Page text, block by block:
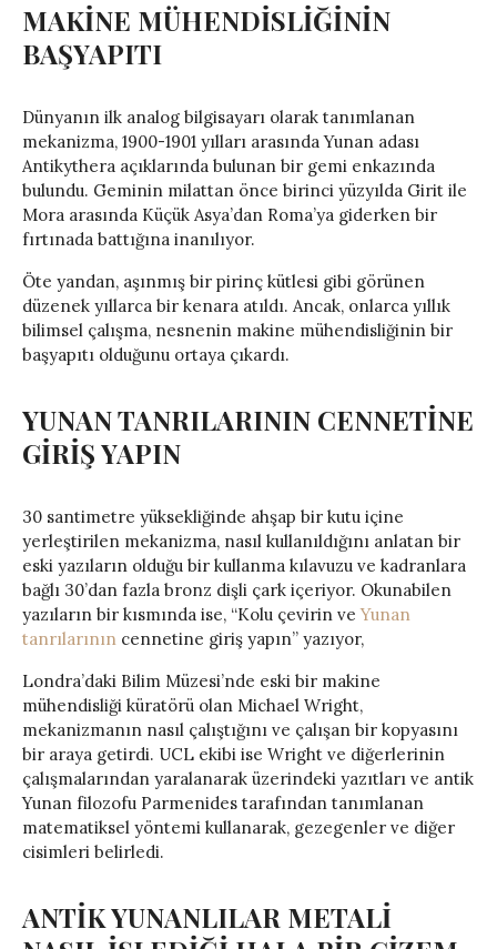
MAKİNE MÜHENDİSLİĞİNİN
BAŞYAPITI
Dünyanın ilk analog bilgisayarı olarak tanımlanan
mekanizma, 1900-1901 yılları arasında Yunan adası
Antikythera açıklarında bulunan bir gemi enkazında
bulundu. Geminin milattan önce birinci yüzyılda Girit ile
Mora arasında Küçük Asya’dan Roma’ya giderken bir
fırtınada battığına inanılıyor.
Öte yandan, aşınmış bir pirinç kütlesi gibi görünen
düzenek yıllarca bir kenara atıldı. Ancak, onlarca yıllık
bilimsel çalışma, nesnenin makine mühendisliğinin bir
başyapıtı olduğunu ortaya çıkardı.
YUNAN TANRILARININ CENNETİNE
GİRİŞ YAPIN
30 santimetre yüksekliğinde ahşap bir kutu içine
yerleştirilen mekanizma, nasıl kullanıldığını anlatan bir
eski yazıların olduğu bir kullanma kılavuzu ve kadranlara
bağlı 30’dan fazla bronz dişli çark içeriyor. Okunabilen
yazıların bir kısmında ise, “Kolu çevirin veYunan
tanrılarının cennetine giriş yapın” yazıyor,
Londra’daki Bilim Müzesi’nde eski bir makine
mühendisliği küratörü olan Michael Wright,
mekanizmanın nasıl çalıştığını ve çalışan bir kopyasını
bir araya getirdi. UCL ekibi ise Wright ve diğerlerinin
çalışmalarından yaralanarak üzerindeki yazıtları ve antik
Yunan filozofu Parmenides tarafından tanımlanan
matematiksel yöntemi kullanarak, gezegenler ve diğer
cisimleri belirledi.
ANTİK YUNANLILAR METALİ